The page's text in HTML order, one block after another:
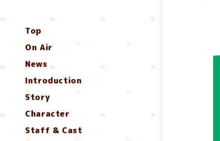
Top
On Air
News
Introduction
Story
Character
Staff & Cast